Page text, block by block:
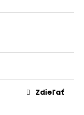
Zdieľať